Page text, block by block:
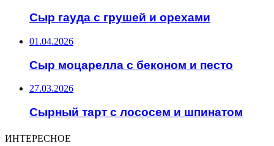
Сыр гауда с грушей и орехами
01.04.2026
Сыр моцарелла с беконом и песто
27.03.2026
Сырный тарт с лососем и шпинатом
ИНТЕРЕСНОЕ